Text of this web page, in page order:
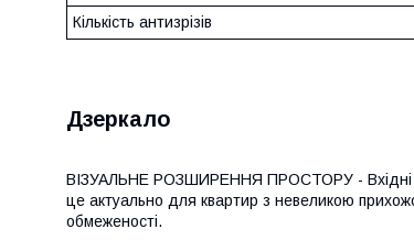
Кількість антизрізів
Дзеркало
ВІЗУАЛЬНЕ РОЗШИРЕННЯ ПРОСТОРУ - Вхідні
це актуально для квартир з невеликою
обмеженості.